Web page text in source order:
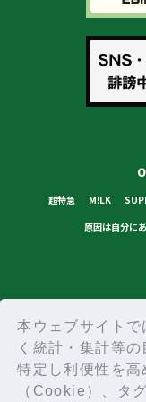
本ウェブサイト
く統計・集計等
特定し利便性を
（Cookie）、タ
超特急 M!LK
原因は自分にあ
原因は自分にある。
プライバシーポリシー ご